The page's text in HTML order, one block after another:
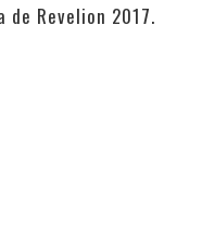
Revelion 2017.